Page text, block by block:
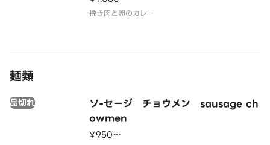
挽き肉と卵のカレー
麺類
ソ-セージ チョウメン sausage ch
owmen
品切れ
¥950〜